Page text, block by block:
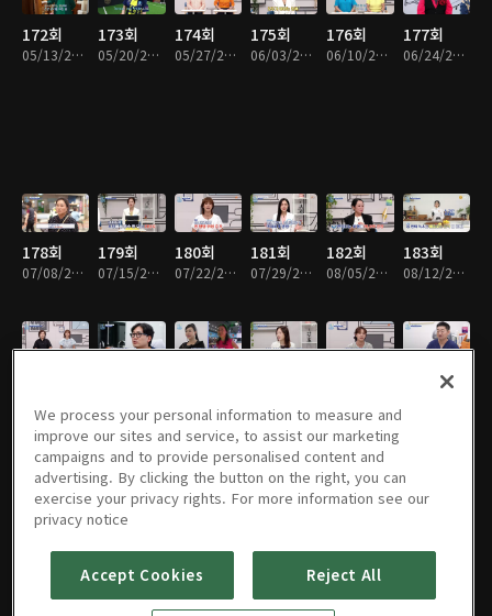
172회
05/13/2024 • 45분
173회
05/20/2024 • 45분
174회
05/27/2024 • 46분
175회
06/03/2024 • 45분
176회
06/10/2024 • 45분
177회
06/24/2024 • 45분
178회
07/08/2024 • 46분
179회
07/15/2024 • 45분
180회
07/22/2024 • 46분
181회
07/29/2024 • 45분
182회
08/05/2024 • 45분
183회
08/12/2024 • 45분
189회
190회
10/28/2024 • 46분
191회 192회 193회 194회 195회
We process your personal information to measure and
improve our sites and service, to assist our marketing
campaigns and to provide personalised content and
advertising. By clicking the button on the right, you can
exercise your privacy rights. For more information see our
privacy notice
Accept Cookies Reject All